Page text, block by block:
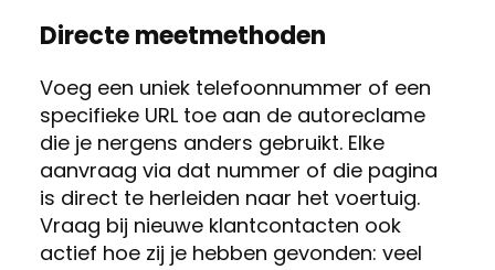
Directe meetmethoden
Voeg een uniek telefoonnummer of een
specifieke URL toe aan de autoreclame
die je nergens anders gebruikt. Elke
aanvraag via dat nummer of die pagina
is direct te herleiden naar het voertuig.
Vraag bij nieuwe klantcontacten ook
actief hoe zij je hebben gevonden: veel